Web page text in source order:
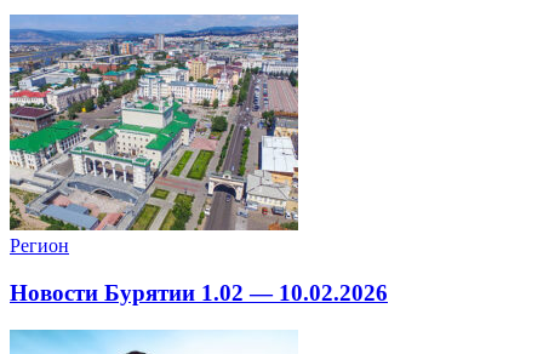
Регион
Новости Бурятии 1.02 — 10.02.2026